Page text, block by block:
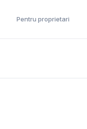
Pentru proprietari